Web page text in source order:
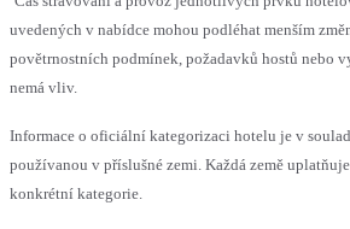
uvedených v nabídce mohou podléhat menším
povětrnostních podmínek, požadavků hostů nebo
nemá vliv.
Informace o oficiální kategorizaci hotelu je v
používanou v příslušné zemi. Každá země
konkrétní kategorie.